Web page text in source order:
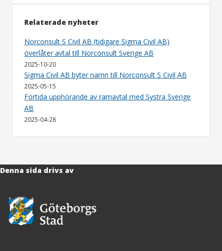
Relaterade nyheter
Norconsult S Civil AB (tidigare Sigma Civil AB)
överlåter avtal till Norconsult Sverige AB
2025-10-20
Sigma Civil AB byter namn till Norconsult S Civil AB
2025-05-15
Förtida upphörande av ramavtal med Systra Sverige
AB
2025-04-28
Denna sida drivs av